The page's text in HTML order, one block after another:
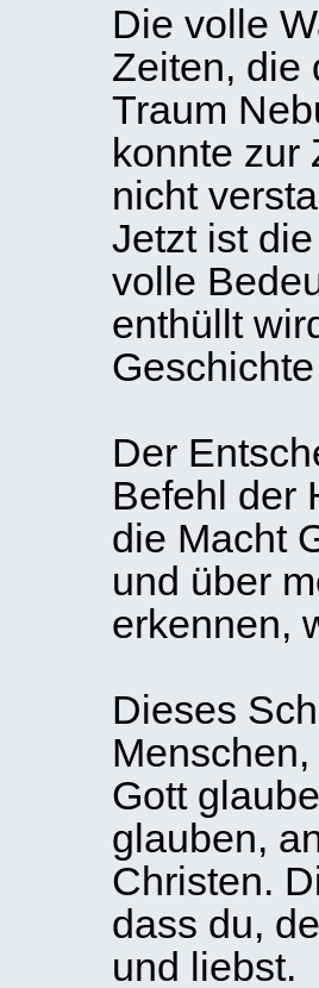
Die volle
Zeiten, die
Traum
konnte zur
nicht
Jetzt ist
volle
enthüllt
Der
Befehl der
die Macht
und über
erkennen,
Dieses
Gott
glauben,
Christen.
dass du,
und liebst.